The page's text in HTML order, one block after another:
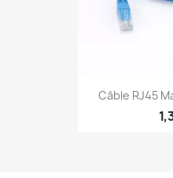
Câble RJ45